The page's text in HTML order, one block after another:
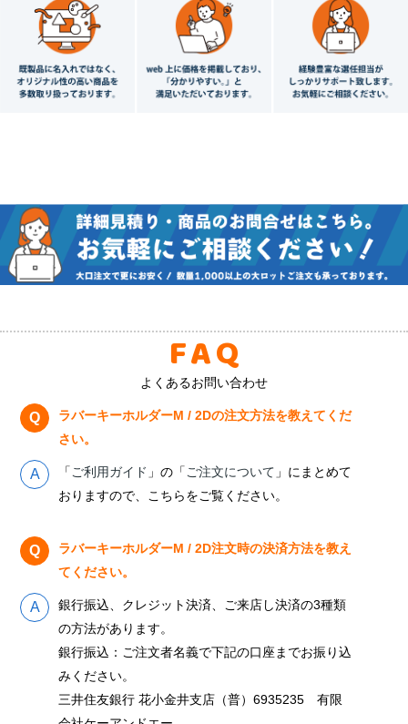
FAQ
よくあるお問い合わせ
ラバーキーホルダーM / 2Dの注文方法を教えてくだ
さい。
「 ご利用ガイド 」の「 ご注文について 」にまとめて
おりますので、こちらをご覧ください。
ラバーキーホルダーM / 2D注文時の決済方法を教え
てください。
銀行振込、クレジット決済、ご来店し決済の3種類
の方法があります。
銀行振込：ご注文者名義で下記の口座までお振り込
みください。
三井住友銀行 花小金井支店（普）6935235 有限